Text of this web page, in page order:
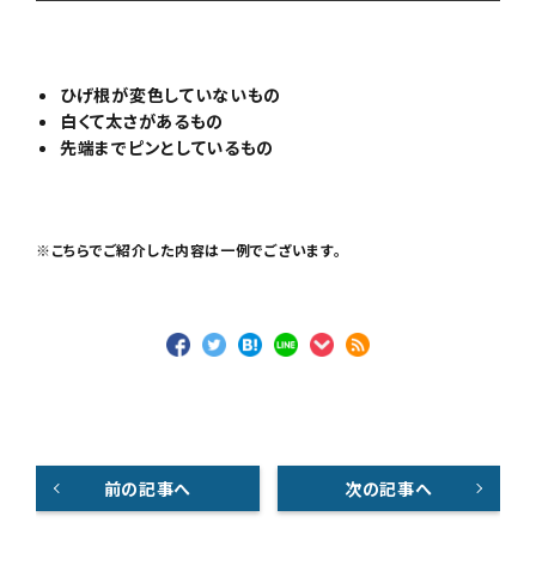
ひげ根が変色していないもの
白くて太さがあるもの
先端までピンとしているもの
※こちらでご紹介した内容は一例でございます。
前の記事へ 次の記事へ